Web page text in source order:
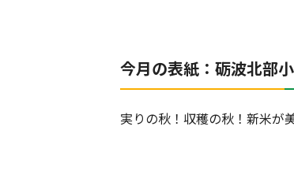
今月の表紙： 砺波北部
実りの秋！収穫の秋！新米が